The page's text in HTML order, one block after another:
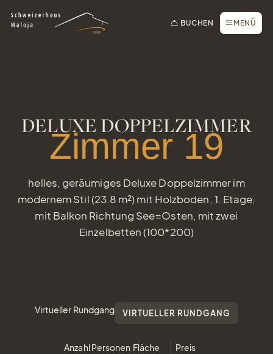
SCHLIESSEN
Online buchen
Webcam
BUCHEN MENÜ
DELUXE DOPPELZIMMER
Zimmer 19
helles, geräumiges Deluxe Doppelzimmer im
modernem Stil (23.8 m²) mit Holzboden, 1. Etage,
mit Balkon Richtung See=Osten, mit zwei
Einzelbetten (100*200)
Virtueller Rundgang VIRTUELLER RUNDGANG
Anzahl Personen Fläche
Preis